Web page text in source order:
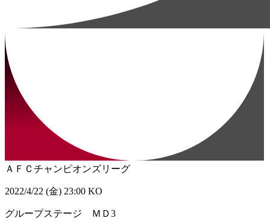
ＡＦＣチャンピオンズリーグ
2022/4/22 (金) 23:00 KO
グループステージ ＭＤ3